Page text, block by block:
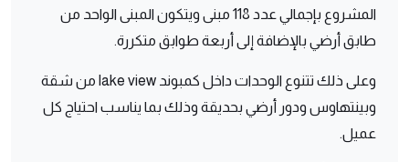
المشروع بإجمالي عدد 118 مبنى ويتكون المبنى الواحد من
طابق أرضي بالإضافة إلى أربعة طوابق متكررة.
وعلى ذلك تتنوع الوحدات داخل كمبوند lake view من شقة
وبينتهاوس ودور أرضي بحديقة وذلك بما يناسب احتياج كل
عميل.